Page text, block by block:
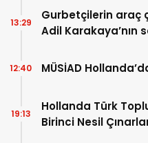
Gurbetçilerin araç
Adil Karakaya’nın
13:29
MÜSİAD
12:40
Hollanda Türk
Birinci Nesil
19:13